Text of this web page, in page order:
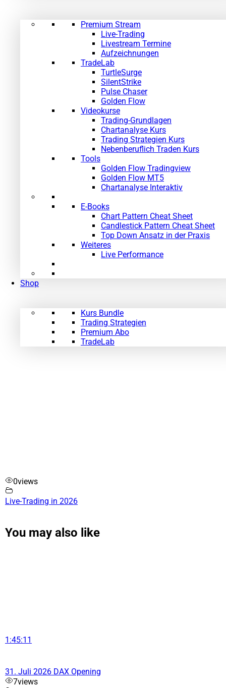
Premium Stream
Live-Trading
Livestream Termine
Aufzeichnungen
TradeLab
TurtleSurge
SilentStrike
Pulse Chaser
Golden Flow
Videokurse
Trading-Grundlagen
Chartanalyse Kurs
Trading Strategien Kurs
Nebenberuflich Traden Kurs
Tools
Golden Flow Tradingview
Golden Flow MT5
Chartanalyse Interaktiv
E-Books
Chart Pattern Cheat Sheet
Candlestick Pattern Cheat Sheet
Top Down Ansatz in der Praxis
Weiteres
Live Performance
Shop
Kurs Bundle
Trading Strategien
Premium Abo
TradeLab
0views
Live-Trading in 2026
You may also like
1:45:11
31. Juli 2026 DAX Opening
7views